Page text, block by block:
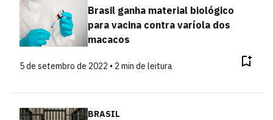
Brasil ganha material biológico
para vacina contra varíola dos
macacos
5 de setembro de 2022 • 2 min de leitura
BRASIL